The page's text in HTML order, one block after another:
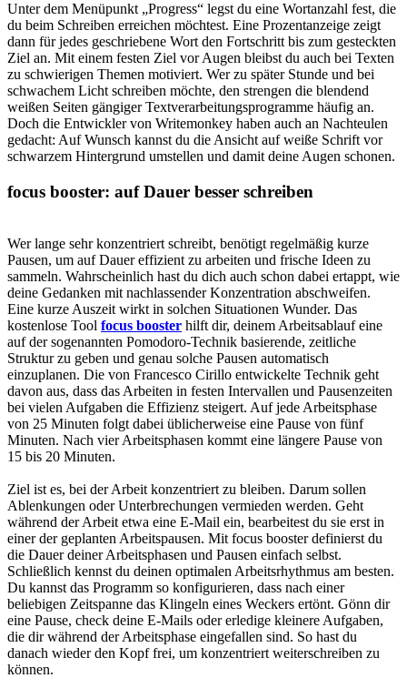
Unter dem Menüpunkt „Progress“ legst du eine Wortanzahl fest, die
du beim Schreiben erreichen möchtest. Eine Prozentanzeige zeigt
dann für jedes geschriebene Wort den Fortschritt bis zum gesteckten
Ziel an. Mit einem festen Ziel vor Augen bleibst du auch bei Texten
zu schwierigen Themen motiviert. Wer zu später Stunde und bei
schwachem Licht schreiben möchte, den strengen die blendend
weißen Seiten gängiger Textverarbeitungsprogramme häufig an.
Doch die Entwickler von Writemonkey haben auch an Nachteulen
gedacht: Auf Wunsch kannst du die Ansicht auf weiße Schrift vor
schwarzem Hintergrund umstellen und damit deine Augen schonen.
focus booster: auf Dauer besser schreiben
Wer lange sehr konzentriert schreibt, benötigt regelmäßig kurze
Pausen, um auf Dauer effizient zu arbeiten und frische Ideen zu
sammeln. Wahrscheinlich hast du dich auch schon dabei ertappt, wie
deine Gedanken mit nachlassender Konzentration abschweifen.
Eine kurze Auszeit wirkt in solchen Situationen Wunder. Das
kostenlose Tool focus booster hilft dir, deinem Arbeitsablauf eine
auf der sogenannten Pomodoro-Technik basierende, zeitliche
Struktur zu geben und genau solche Pausen automatisch
einzuplanen. Die von Francesco Cirillo entwickelte Technik geht
davon aus, dass das Arbeiten in festen Intervallen und Pausenzeiten
bei vielen Aufgaben die Effizienz steigert. Auf jede Arbeitsphase
von 25 Minuten folgt dabei üblicherweise eine Pause von fünf
Minuten. Nach vier Arbeitsphasen kommt eine längere Pause von
15 bis 20 Minuten.
Ziel ist es, bei der Arbeit konzentriert zu bleiben. Darum sollen
Ablenkungen oder Unterbrechungen vermieden werden. Geht
während der Arbeit etwa eine E-Mail ein, bearbeitest du sie erst in
einer der geplanten Arbeitspausen. Mit focus booster definierst du
die Dauer deiner Arbeitsphasen und Pausen einfach selbst.
Schließlich kennst du deinen optimalen Arbeitsrhythmus am besten.
Du kannst das Programm so konfigurieren, dass nach einer
beliebigen Zeitspanne das Klingeln eines Weckers ertönt. Gönn dir
eine Pause, check deine E-Mails oder erledige kleinere Aufgaben,
die dir während der Arbeitsphase eingefallen sind. So hast du
danach wieder den Kopf frei, um konzentriert weiterschreiben zu
können.